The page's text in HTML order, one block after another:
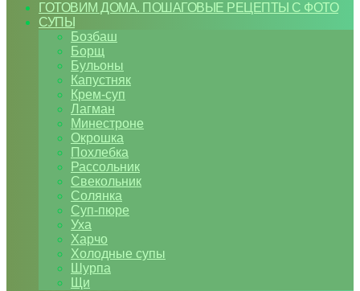
ГОТОВИМ ДОМА. ПОШАГОВЫЕ РЕЦЕПТЫ С ФОТО
СУПЫ
Бозбаш
Борщ
Бульоны
Капустняк
Крем-суп
Лагман
Минестроне
Окрошка
Похлебка
Рассольник
Свекольник
Солянка
Суп-пюре
Уха
Харчо
Холодные супы
Шурпа
Щи